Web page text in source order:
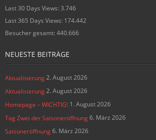
Last 30 Days Views: 3.746
Last 365 Days Views: 174.442
Besucher gesamt: 440.666
NEUESTE BEITRÄGE
Aktualisierung2. August 2026
Aktualisierung2. August 2026
Homepage – WICHTIG! 1. August 2026
Tag Zwei der Saisoneröffnung6. März 2026
Saisoneröffnung6. März 2026